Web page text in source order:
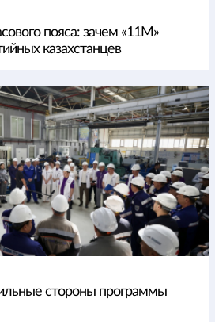
пояса: зачем «11М»
казахстанцев
стороны программы